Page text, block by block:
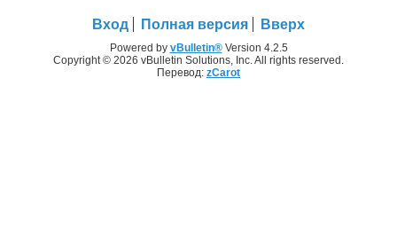
Вход Полная версия Вверх
Powered by vBulletin®Version 4.2.5
Copyright © 2026 vBulletin Solutions, Inc. All rights reserved.
Перевод: zCarot